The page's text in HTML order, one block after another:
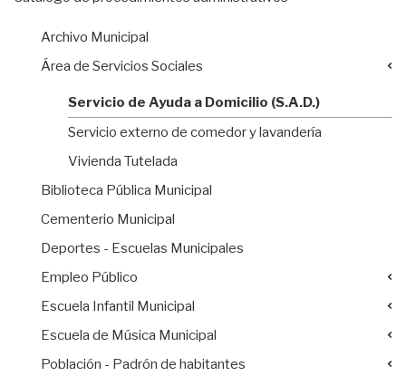
Archivo Municipal
Área de Servicios Sociales
Servicio de Ayuda a Domicilio (S.A.D.)
Servicio externo de comedor y lavandería
Vivienda Tutelada
Biblioteca Pública Municipal
Cementerio Municipal
Deportes - Escuelas Municipales
Empleo Público
Escuela Infantil Municipal
Escuela de Música Municipal
Población - Padrón de habitantes